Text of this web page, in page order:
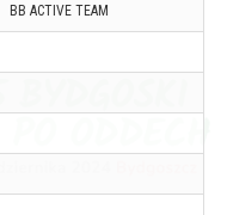
BB ACTIVE TEAM